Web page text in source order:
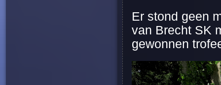
Er stond geen
van Brecht SK
gewonnen